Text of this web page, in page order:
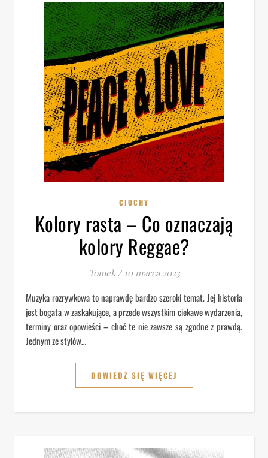
CIUCHY
Kolory rasta – Co oznaczają
kolory Reggae?
Tomek / 10 marca 2023
Muzyka rozrywkowa to naprawdę bardzo szeroki temat. Jej historia
jest bogata w zaskakujące, a przede wszystkim ciekawe wydarzenia,
terminy oraz opowieści – choć te nie zawsze są zgodne z prawdą.
Jednym ze stylów…
DOWIEDZ SIĘ WIĘCEJ